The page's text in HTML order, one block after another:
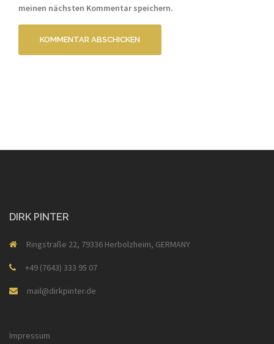
meinen nächsten Kommentar speichern.
DIRK PINTER
Ringstraße 22, 79336 Herbolzheim, GERMANY
+49 (7643) 333 95 07
mail@dirkpinter.de
Impressum